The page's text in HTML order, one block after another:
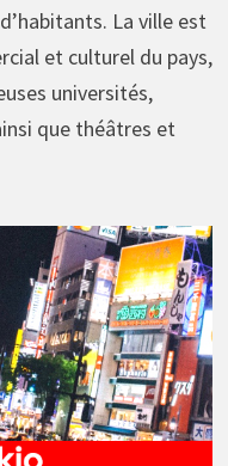
La ville est
et culturel du pays,
universités,
que théâtres et